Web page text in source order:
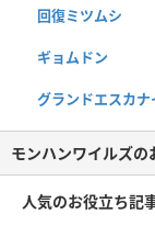
回復ミツムシ
ギョムドン
グランドエスカナ
モンハンワイルズの
人気のお役立ち記